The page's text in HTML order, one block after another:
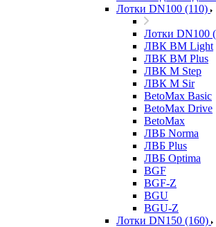
Лотки DN100 (110)
Лотки DN100
ЛВК ВМ Light
ЛВК ВМ Plus
ЛВК М Step
ЛВК М Sir
BetoMax Basic
BetoMax Drive
BetoMax
ЛВБ Norma
ЛВБ Plus
ЛВБ Optima
BGF
BGF-Z
BGU
BGU-Z
Лотки DN150 (160)